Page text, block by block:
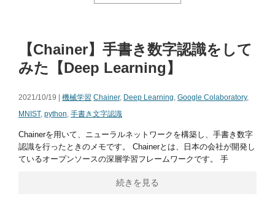
【Chainer】手書き数字認識をして
みた【Deep Learning】
2021/10/19 | 機械学習 Chainer, Deep Learning, Google Colaboratory,
MNIST, python, 手書き文字認識
Chainerを用いて、ニューラルネットワークを構築し、手書き数字
認識を行ったときのメモです。 Chainerとは、日本の会社が開発し
ているオープンソースの深層学習フレームワークです。 手
続きを見る